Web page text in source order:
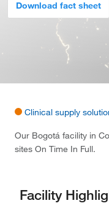
Download fact sheet
Clinical supply
Our Bogotá facility in
sites On Time In Full.
Facility